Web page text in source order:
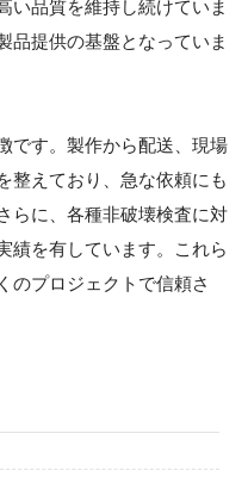
い品質を維持し続けていま
品提供の基盤となっていま
です。製作から配送、現場
整えており、急な依頼にも
らに、各種非破壊検査に対
績を有しています。これら
のプロジェクトで信頼さ